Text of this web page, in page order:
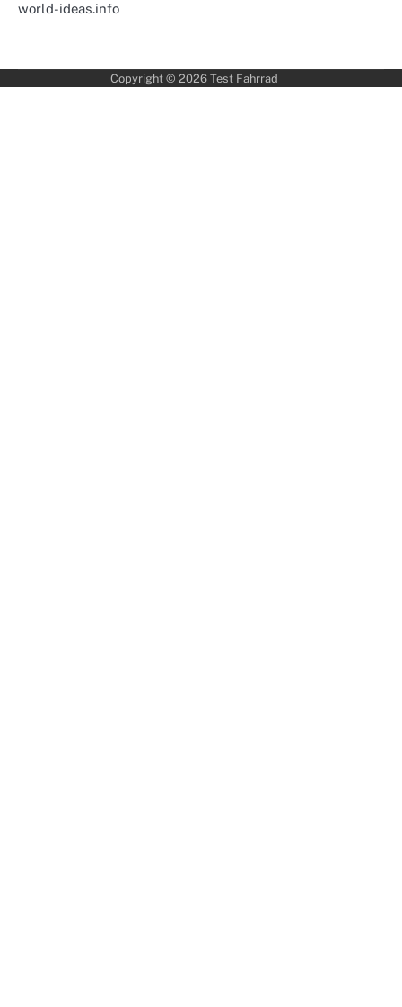
world-ideas.info
Copyright © 2026 Test Fahrrad